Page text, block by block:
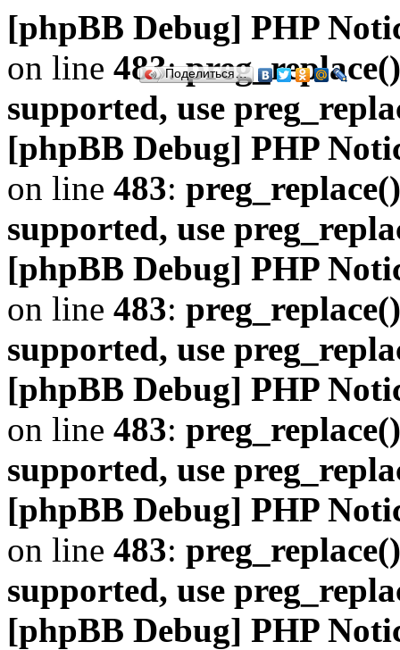
[phpBB Debug] PHP
on line 483:
supported, use
[phpBB Debug] PHP
on line 483:
supported, use
[phpBB Debug] PHP
on line 483:
supported, use
[phpBB Debug] PHP
on line 483:
supported, use
[phpBB Debug] PHP
on line 483:
supported, use
[phpBB Debug] PHP
Поделиться…